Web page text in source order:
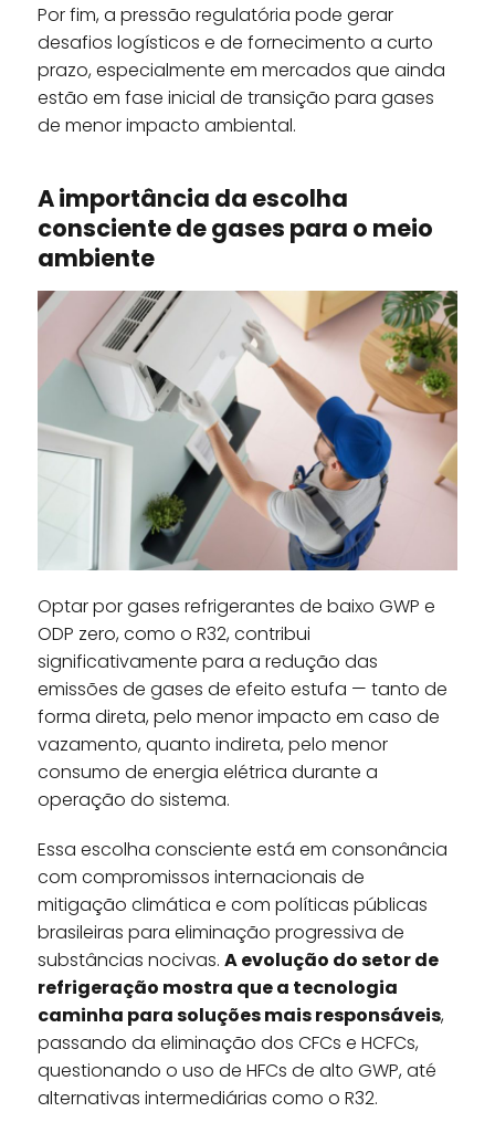
Por fim, a pressão regulatória pode gerar
desafios logísticos e de fornecimento a curto
prazo, especialmente em mercados que ainda
estão em fase inicial de transição para gases
de menor impacto ambiental.
A importância da escolha
consciente de gases para o meio
ambiente
Optar por gases refrigerantes de baixo GWP e
ODP zero, como o R32, contribui
significativamente para a redução das
emissões de gases de efeito estufa — tanto de
forma direta, pelo menor impacto em caso de
vazamento, quanto indireta, pelo menor
consumo de energia elétrica durante a
operação do sistema.
Essa escolha consciente está em consonância
com compromissos internacionais de
mitigação climática e com políticas públicas
brasileiras para eliminação progressiva de
substâncias nocivas. A evolução do setor de
refrigeração mostra que a tecnologia
caminha para soluções mais responsáveis,
passando da eliminação dos CFCs e HCFCs,
questionando o uso de HFCs de alto GWP, até
alternativas intermediárias como o R32.